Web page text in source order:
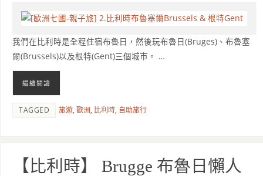
我們在比利時是全程住宿布魯日，然後玩布魯日(Bruges)、布魯塞
爾(Brussels)以及根特(Gent)三個城市。 …
繼續閱讀
TAGGED 旅遊,歐洲, 比利時, 自助旅行
【比利時】 Brugge 布魯日懶人